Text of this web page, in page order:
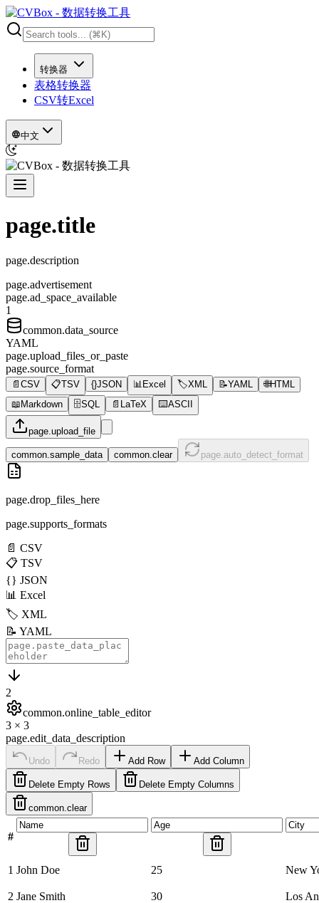
转换器
表格转换器
CSV转Excel
中文
page.title
page.description
page.advertisement
page.ad_space_available
1
common.data_source
YAML
page.upload_files_or_paste
page.source_format
📄 CSV 📋TSV {}JSON 📊 Excel 🏷️XML 📝YAML 🌐HTML
📖 Markdown 🗄️SQL 📄 LaTeX ⌨️ASCII
page.upload_file
common.sample_data common.clear page.auto_detect_format
page.drop_files_here
page.supports_formats
📄 CSV
📋 TSV
{} JSON
📊 Excel
🏷️ XML
📝 YAML
2
common.online_table_editor
3 × 3
page.edit_data_description
Undo Redo Add Row Add Column
Delete Empty Rows Delete Empty Columns
common.clear
#
1 John Doe 25 New
2 Jane Smith 30 Los